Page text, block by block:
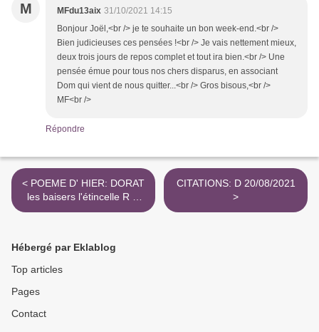
M MFdu13aix 31/10/2021 14:15
Bonjour Joël,<br /> je te souhaite un bon week-end.<br />
Bien judicieuses ces pensées !<br /> Je vais nettement mieux,
deux trois jours de repos complet et tout ira bien.<br /> Une
pensée émue pour tous nos chers disparus, en associant
Dom qui vient de nous quitter...<br /> Gros bisous,<br />
MF<br />
Répondre
< POEME D' HIER: DORAT
les baisers l'étincelle R D
10/02/2022 D 18/02/2012
CITATIONS: D 20/08/2021
>
Hébergé par Eklablog
Top articles
Pages
Contact